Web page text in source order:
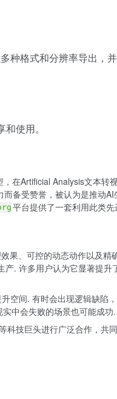
种格式和分辨率导出，
使用。
在Artificial Analysis文本转
备受赞誉，被认为是推动
平台提供了一套利用此类
果、可控的动态动作以及精
. 许多用户认为它显著提升
空间. 有时会出现逻辑缺陷
中会失败的场景也可能成功.
科技巨头进行广泛合作，共